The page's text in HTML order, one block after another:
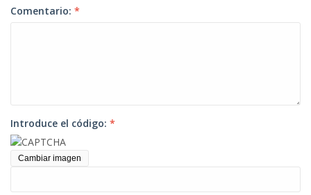
Comentario: *
Introduce el código: *
Cambiar imagen